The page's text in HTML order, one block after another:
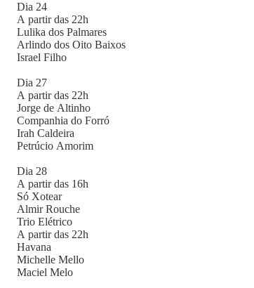
Dia 24
A partir das 22h
Lulika dos Palmares
Arlindo dos Oito Baixos
Israel Filho
Dia 27
A partir das 22h
Jorge de Altinho
Companhia do Forró
Irah Caldeira
Petrúcio Amorim
Dia 28
A partir das 16h
Só Xotear
Almir Rouche
Trio Elétrico
A partir das 22h
Havana
Michelle Mello
Maciel Melo